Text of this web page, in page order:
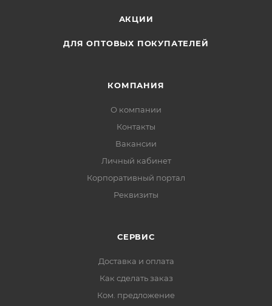
АКЦИИ
ДЛЯ ОПТОВЫХ ПОКУПАТЕЛЕЙ
КОМПАНИЯ
О компании
Контакты
Вакансии
Личный кабинет
Корпоративный портал
Реквизиты
СЕРВИС
Доставка и оплата
Как сделать заказ
Ком. предложение